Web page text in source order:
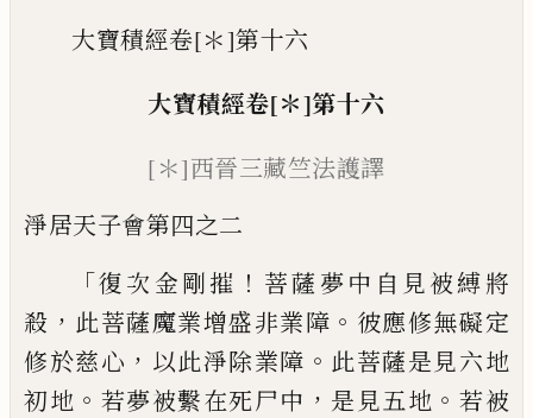
大寶積經卷[＊]第十六
大寶積經卷[＊]第十六
[＊]西晉三藏竺法護譯
淨居天子會第四之二
「復次金剛摧 ！ 菩薩夢中自見被縛將
殺 ， 此菩薩魔業增盛非業障 。 彼應修無礙定
修於慈心 ， 以此淨除業障 。 此菩薩是見六地
初地 。 若夢被繫在死尸中 ， 是見五地 。若被